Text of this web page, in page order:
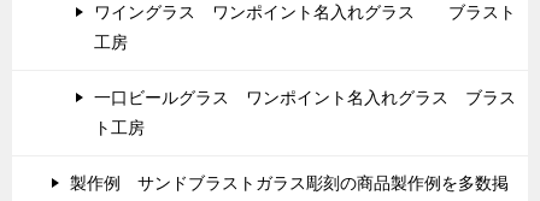
ワイングラス ワンポイント名入れグラス ブラスト
工房
一口ビールグラス ワンポイント名入れグラス ブラス
ト工房
製作例 サンドブラストガラス彫刻の商品製作例を多数掲